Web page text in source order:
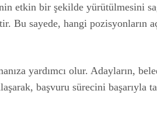
etkin bir şekilde yürütülmesini
Bu sayede, hangi pozisyonların
yardımcı olur. Adayların,
başvuru sürecini başarıyla